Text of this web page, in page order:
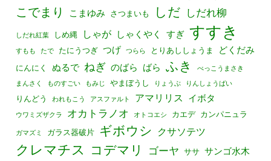
こでまり こまゆみ さつまいも しだ しだれ柳
しだれ紅葉 しめ縄 しゃが しゃくやく すぎ すすき
すもも たで たにうつぎ つげ つらら とりあししょうま どくだみ
にんにく ぬるで ねぎ のばら ばら ふき べっこうまさき
まんさく ものすごい もみじ やまぼうし りょうぶ りんしょうばい
りんどう われもこう アスファルト アマリリス イボタ
ウワミズザクラ オカトラノオ オトコエシ カエデ カンパニュラ
ガマズミ ガラス器破片 ギボウシ クサソテツ
クレマチス コデマリ ゴーヤ ササ サンゴ水木